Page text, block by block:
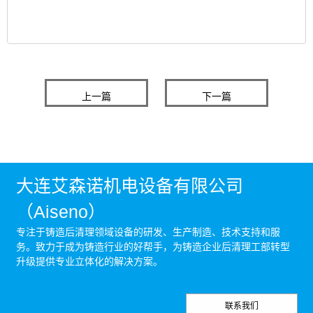
上一篇 下一篇
大连艾森诺机电设备有限公司
（Aiseno）
专注于铸造后清理领域设备的研发、生产制造、技术支持和服
务。致力于成为铸造行业的好帮手，为铸造企业后清理工部转型
升级提供专业立体化的解决方案。
联系我们